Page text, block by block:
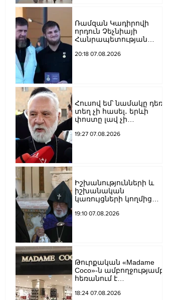
Ռամզան Կադիրովի
որդուն Չեչնիայի
Հանրապետության
շնորհել
20:18 07.08.2026
Հուսով եմ՝ նամակը դեռ
տեղ չի հասել․ երևի
փոստը լավ չի
արքեպիսկոպոս
19:27 07.08.2026
Իշխանությունների և
իշխանական
կառույցների կողմից
եկեղեցու
կամքին
հպատակեցնելու
համար․ Վեհափառ
19:10 07.08.2026
Թուրքական «Madame
Coco»-ն ամբողջությամբ
հեռանում է
կփակվի 29 խանութ
18:24 07.08.2026